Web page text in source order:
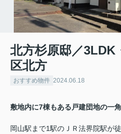
北方杉原邸／3LDK
区北方
おすすめ物件 2024.06.18
敷地内に7棟もある戸建団地の一角
岡山駅まで1駅のＪＲ法界院駅が徒